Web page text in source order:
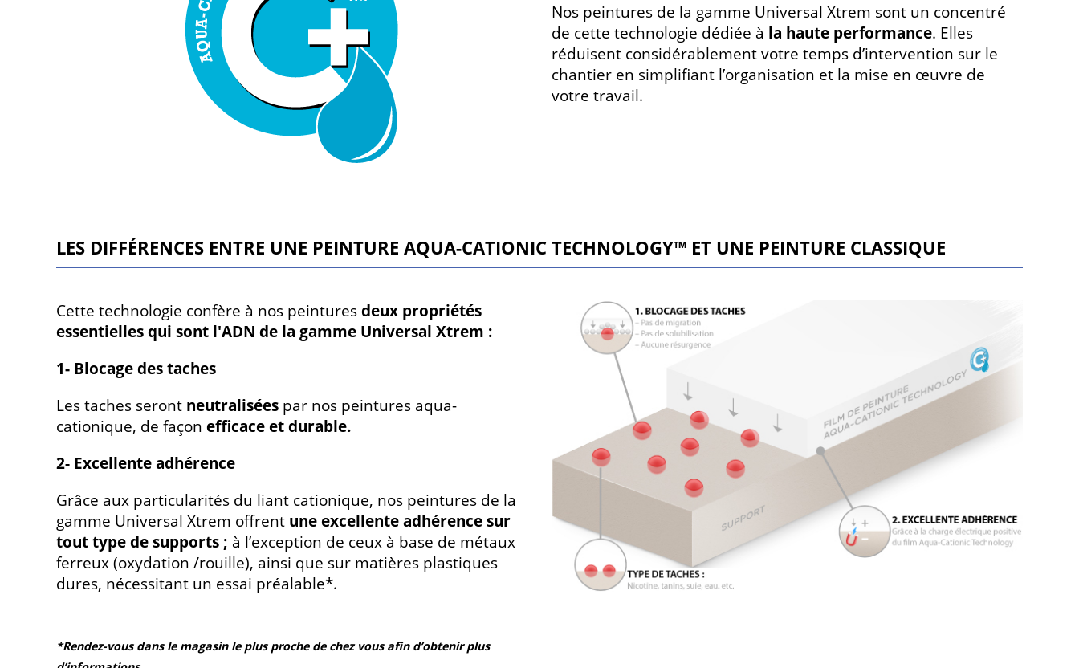
Nos peintures de la gamme Universal Xtrem sont un concentré
de cette technologie dédiée à la haute performance. Elles
réduisent considérablement votre temps d’intervention sur le
chantier en simplifiant l’organisation et la mise en œuvre de
votre travail.
LES DIFFÉRENCES ENTRE UNE PEINTURE AQUA-CATIONIC TECHNOLOGY™ ET UNE PEINTURE CLASSIQUE
Cette technologie confère à nos peinturesdeux propriétés
essentielles qui sont l'ADN de la gamme Universal Xtrem :
1- Blocage des taches
Les taches seront neutralisées par nos peintures aqua-
cationique, de façon efficace et durable.
2- Excellente adhérence
Grâce aux particularités du liant cationique, nos peintures de la
gamme Universal Xtrem offrent une excellente adhérence sur
tout type de supports ; à l’exception de ceux à base de métaux
ferreux (oxydation /rouille), ainsi que sur matières plastiques
dures, nécessitant un essai préalable*.
*Rendez-vous dans le magasin le plus proche de chez vous afin d’obtenir plus